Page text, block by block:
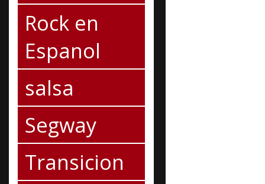
Rock en
Espanol
salsa
Segway
Transicion